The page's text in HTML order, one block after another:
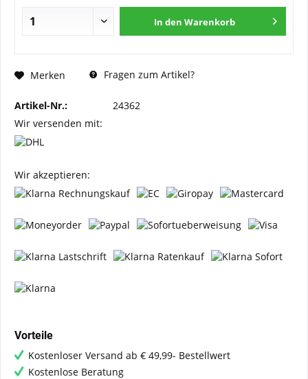
In den Warenkorb
Merken Fragen zum Artikel?
Artikel-Nr.:
24362
Wir versenden mit:
Wir akzeptieren:
Vorteile
Kostenloser Versand ab € 49,99- Bestellwert
Kostenlose Beratung